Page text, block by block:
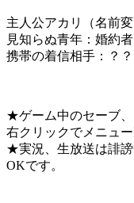
主人公アカリ（名前
見知らぬ青年：婚約
携帯の着信相手：？？
★ゲーム中のセーブ
右クリックでメニュー
★実況、生放送は誹
OKです。